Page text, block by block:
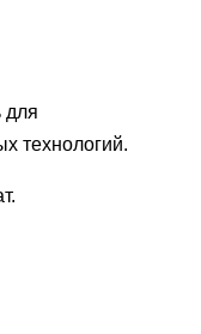
для
технологий.